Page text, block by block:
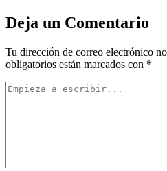
Deja un Comentario
Tu dirección de correo electrónico
obligatorios están marcados con *